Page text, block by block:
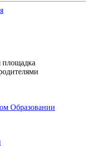
площадка
Образовании